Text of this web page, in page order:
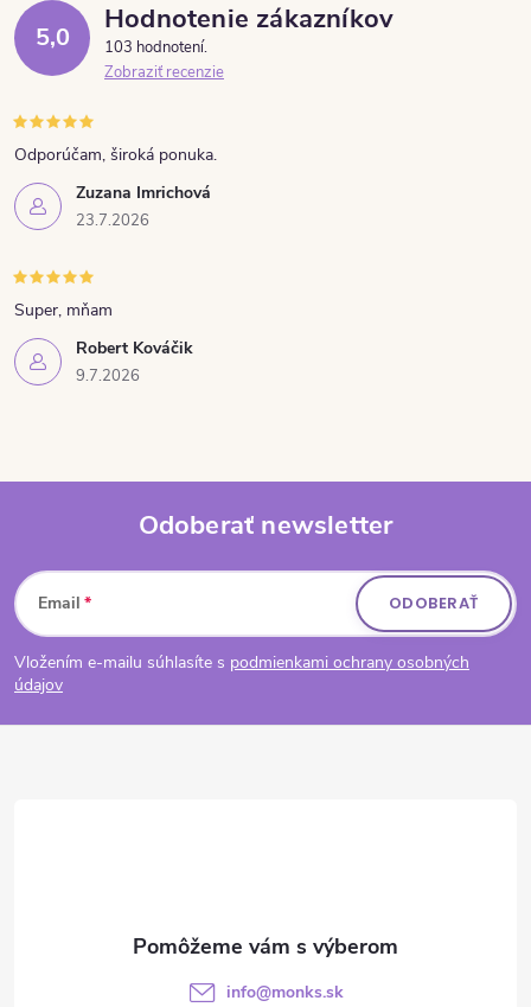
5,0
Hodnotenie zákazníkov
103 hodnotení
Zobraziť recenzie
Zuzana Imrichová
23.7.2026
Odporúčam, široká ponuka.
Robert Kováčik
9.7.2026
Super, mňam
Zápätie
Odoberať newsletter
Email
Vložením e-mailu súhlasíte s podmienkami ochrany osobných
údajov
ODOBERAŤ
info@monks.sk